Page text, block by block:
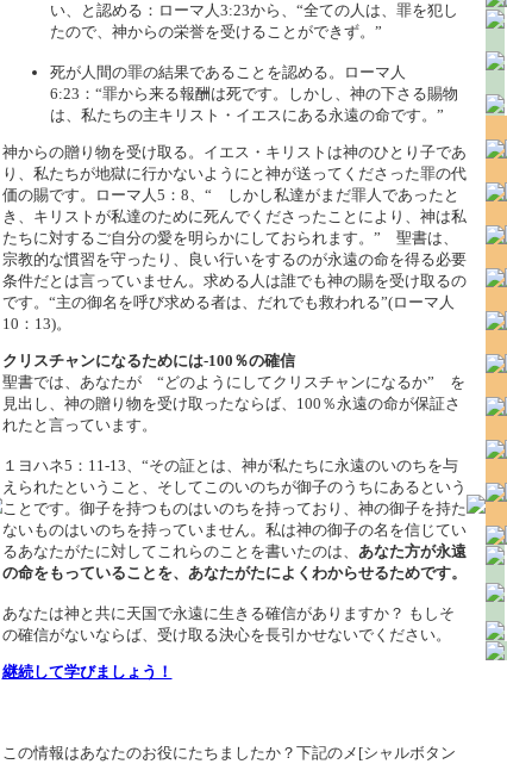
い、と認める：ローマ人3:23から、“全ての人は、罪を犯し
たので、神からの栄誉を受けることができず。”
死が人間の罪の結果であることを認める。ローマ人
6:23：“罪から来る報酬は死です。しかし、神の下さる賜物
は、私たちの主キリスト・イエスにある永遠の命です。”
神からの贈り物を受け取る。イエス・キリストは神のひとり子であ
り、私たちが地獄に行かないようにと神が送ってくださった罪の代
価の賜です。ローマ人5：8、“ しかし私達がまだ罪人であったと
き、キリストが私達のために死んでくださったことにより、神は私
たちに対するご自分の愛を明らかにしておられます。” 聖書は、
宗教的な慣習を守ったり、良い行いをするのが永遠の命を得る必要
条件だとは言っていません。求める人は誰でも神の賜を受け取るの
です。“主の御名を呼び求める者は、だれでも救われる”(ローマ人
10：13)。
クリスチャンになるためには‐100％の確信
聖書では、あなたが “どのようにしてクリスチャンになるか” を
見出し、神の贈り物を受け取ったならば、100％永遠の命が保証さ
れたと言っています。
１ヨハネ5：11-13、“その証とは、神が私たちに永遠のいのちを与
えられたということ、そしてこのいのちが御子のうちにあるという
ことです。御子を持つものはいのちを持っており、神の御子を持た
ないものはいのちを持っていません。私は神の御子の名を信じてい
るあなたがたに対してこれらのことを書いたのは、 あなた方が永遠
の命をもっていることを、あなたがたによくわからせるためです。
あなたは神と共に天国で永遠に生きる確信がありますか？ もしそ
の確信がないならば、受け取る決心を長引かせないでください。
継続して学びましょう！
この情報はあなたのお役にたちましたか？下記のメ[シャルボタン